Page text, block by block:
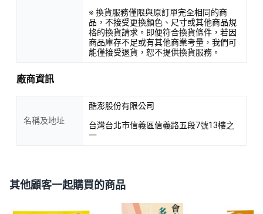
※ 換貨服務僅限與原訂單完全相同的商
品，不接受更換顏色、尺寸或其他商品規
格的換貨請求。即便符合換貨條件，若因
商品庫存不足或有其他商業考量，我們可
能僅接受退貨，恕不提供換貨服務。
廠商資訊
名稱及地址
酷澎股份有限公司
台灣台北市信義區信義路五段7號13樓之
一
其他顧客一起購買的商品